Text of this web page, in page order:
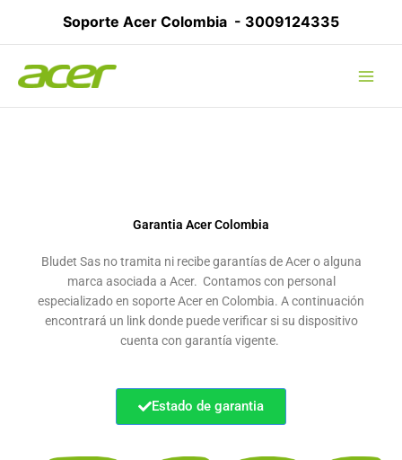
contenido
Soporte Acer Colombia - 3009124335
Garantia Acer Colombia
Bludet Sas no tramita ni recibe garantías de Acer o alguna
marca asociada a Acer. Contamos con personal
especializado en soporte Acer en Colombia. A continuación
encontrará un link donde puede verificar si su dispositivo
cuenta con garantía vigente.
Estado de garantia